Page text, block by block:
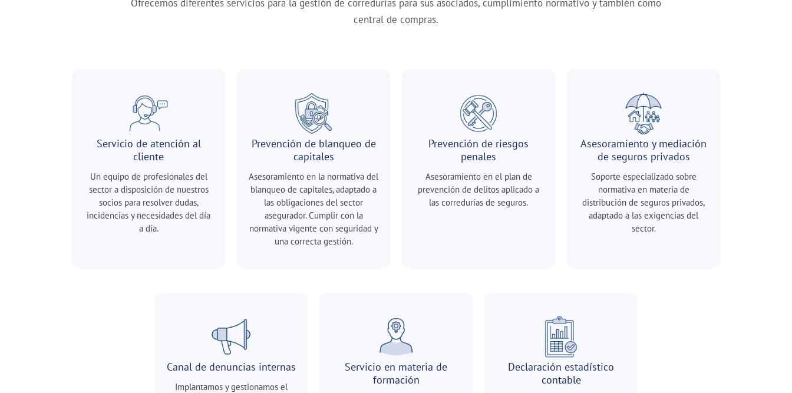
Ofrecemos diferentes servicios para la gestión de corredurías para sus asociados, cumplimiento normativo y también como
central de compras.
Servicio de atención al
cliente
Un equipo de profesionales del
sector a disposición de nuestros
socios para resolver dudas,
incidencias y necesidades del día
a día.
Prevención de blanqueo de
capitales
Asesoramiento en la normativa del
blanqueo de capitales, adaptado a
las obligaciones del sector
asegurador. Cumplir con la
normativa vigente con seguridad y
una correcta gestión.
Prevención de riesgos
penales
Asesoramiento en el plan de
prevención de delitos aplicado a
las corredurías de seguros.
Asesoramiento y mediación
de seguros privados
Soporte especializado sobre
normativa en materia de
distribución de seguros privados,
adaptado a las exigencias del
sector.
Canal de denuncias internas
Implantamos y gestionamos el
Servicio en materia de
formación
Declaración estadístico
contable